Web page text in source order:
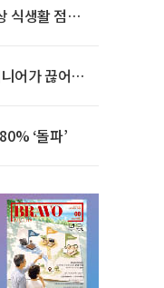
식생활 점수
어가 끊어야
‘돌파’